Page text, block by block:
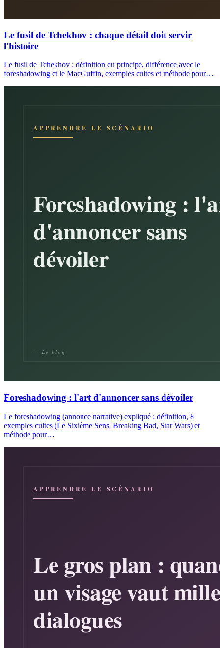
Le fusil de Tchekhov : chaque détail doit servir
l'histoire
Le fusil de Tchekhov : définition du principe, différence avec le
foreshadowing et le MacGuffin, exemples cultes et méthode pour…
Foreshadowing : l'art d'annoncer sans dévoiler
Le foreshadowing (annonce narrative) expliqué : définition, 8
exemples cultes (Le Sixième Sens, Breaking Bad, Star Wars) et
méthode pour…